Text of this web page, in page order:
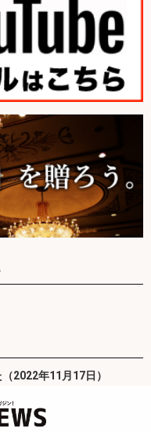
2022年11月17日）